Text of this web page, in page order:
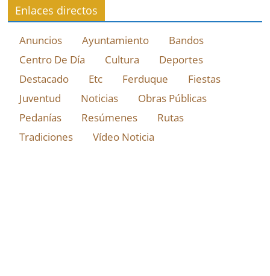
Enlaces directos
Anuncios Ayuntamiento
Bandos
Centro De Día
Cultura
Deportes
Destacado
Etc Ferduque
Fiestas
Juventud
Noticias
Obras Públicas
Pedanías
Resúmenes
Rutas
Tradiciones
Vídeo Noticia